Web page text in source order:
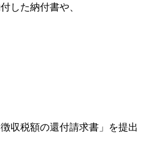
した納付書や、
収税額の還付請求書」を提出